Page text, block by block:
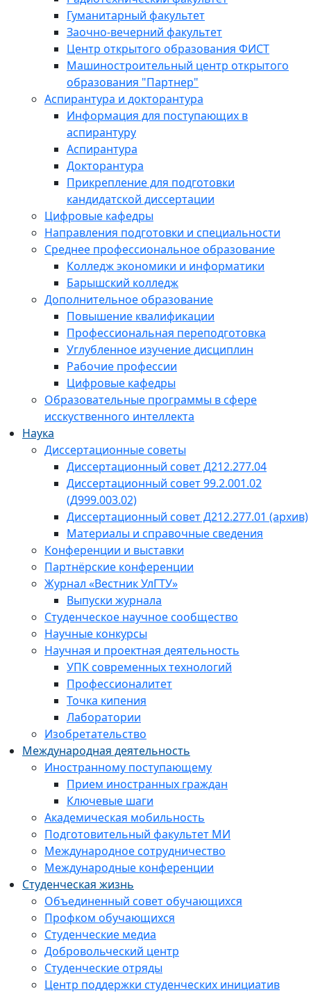
Гуманитарный факультет
Заочно-вечерний факультет
Центр открытого образования ФИСТ
Машиностроительный центр открытого
образования "Партнер"
Аспирантура и докторантура
Информация для поступающих в
аспирантуру
Аспирантура
Докторантура
Прикрепление для подготовки
кандидатской диссертации
Цифровые кафедры
Направления подготовки и специальности
Среднее профессиональное образование
Колледж экономики и информатики
Барышский колледж
Дополнительное образование
Повышение квалификации
Профессиональная переподготовка
Углубленное изучение дисциплин
Рабочие профессии
Цифровые кафедры
Образовательные программы в сфере
исскуственного интеллекта
Наука
Диссертационные советы
Диссертационный совет Д212.277.04
Диссертационный совет 99.2.001.02
(Д999.003.02)
Диссертационный совет Д212.277.01 (архив)
Материалы и справочные сведения
Конференции и выставки
Партнёрские конференции
Журнал «Вестник УлГТУ»
Выпуски журнала
Студенческое научное сообщество
Научные конкурсы
Научная и проектная деятельность
УПК современных технологий
Профессионалитет
Точка кипения
Лаборатории
Изобретательство
Международная деятельность
Иностранному поступающему
Прием иностранных граждан
Ключевые шаги
Академическая мобильность
Подготовительный факультет МИ
Международное сотрудничество
Международные конференции
Студенческая жизнь
Объединенный совет обучающихся
Профком обучающихся
Студенческие медиа
Добровольческий центр
Студенческие отряды
Центр поддержки студенческих инициатив